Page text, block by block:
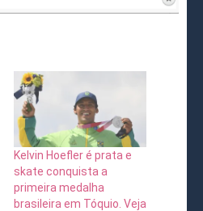
Kelvin Hoefler é prata e
skate conquista a
primeira medalha
brasileira em Tóquio. Veja